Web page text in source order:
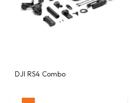
DJI RS4 Combo